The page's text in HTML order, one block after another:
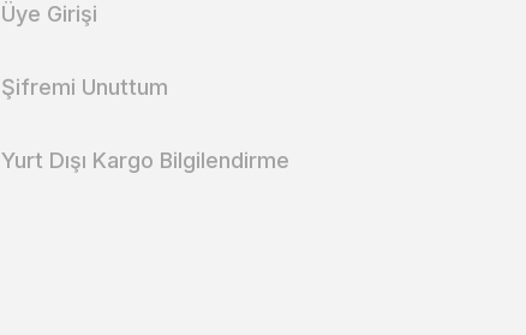
Üye Girişi
Şifremi Unuttum
Yurt Dışı Kargo Bilgilendirme